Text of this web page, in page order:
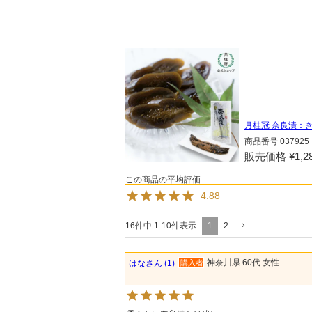
月桂冠 奈良漬：
商品番号 037925
販売価格 ¥
4.88
16件中 1-10件表示 1 2
はな 1 購入者 神奈川県 60代 女性